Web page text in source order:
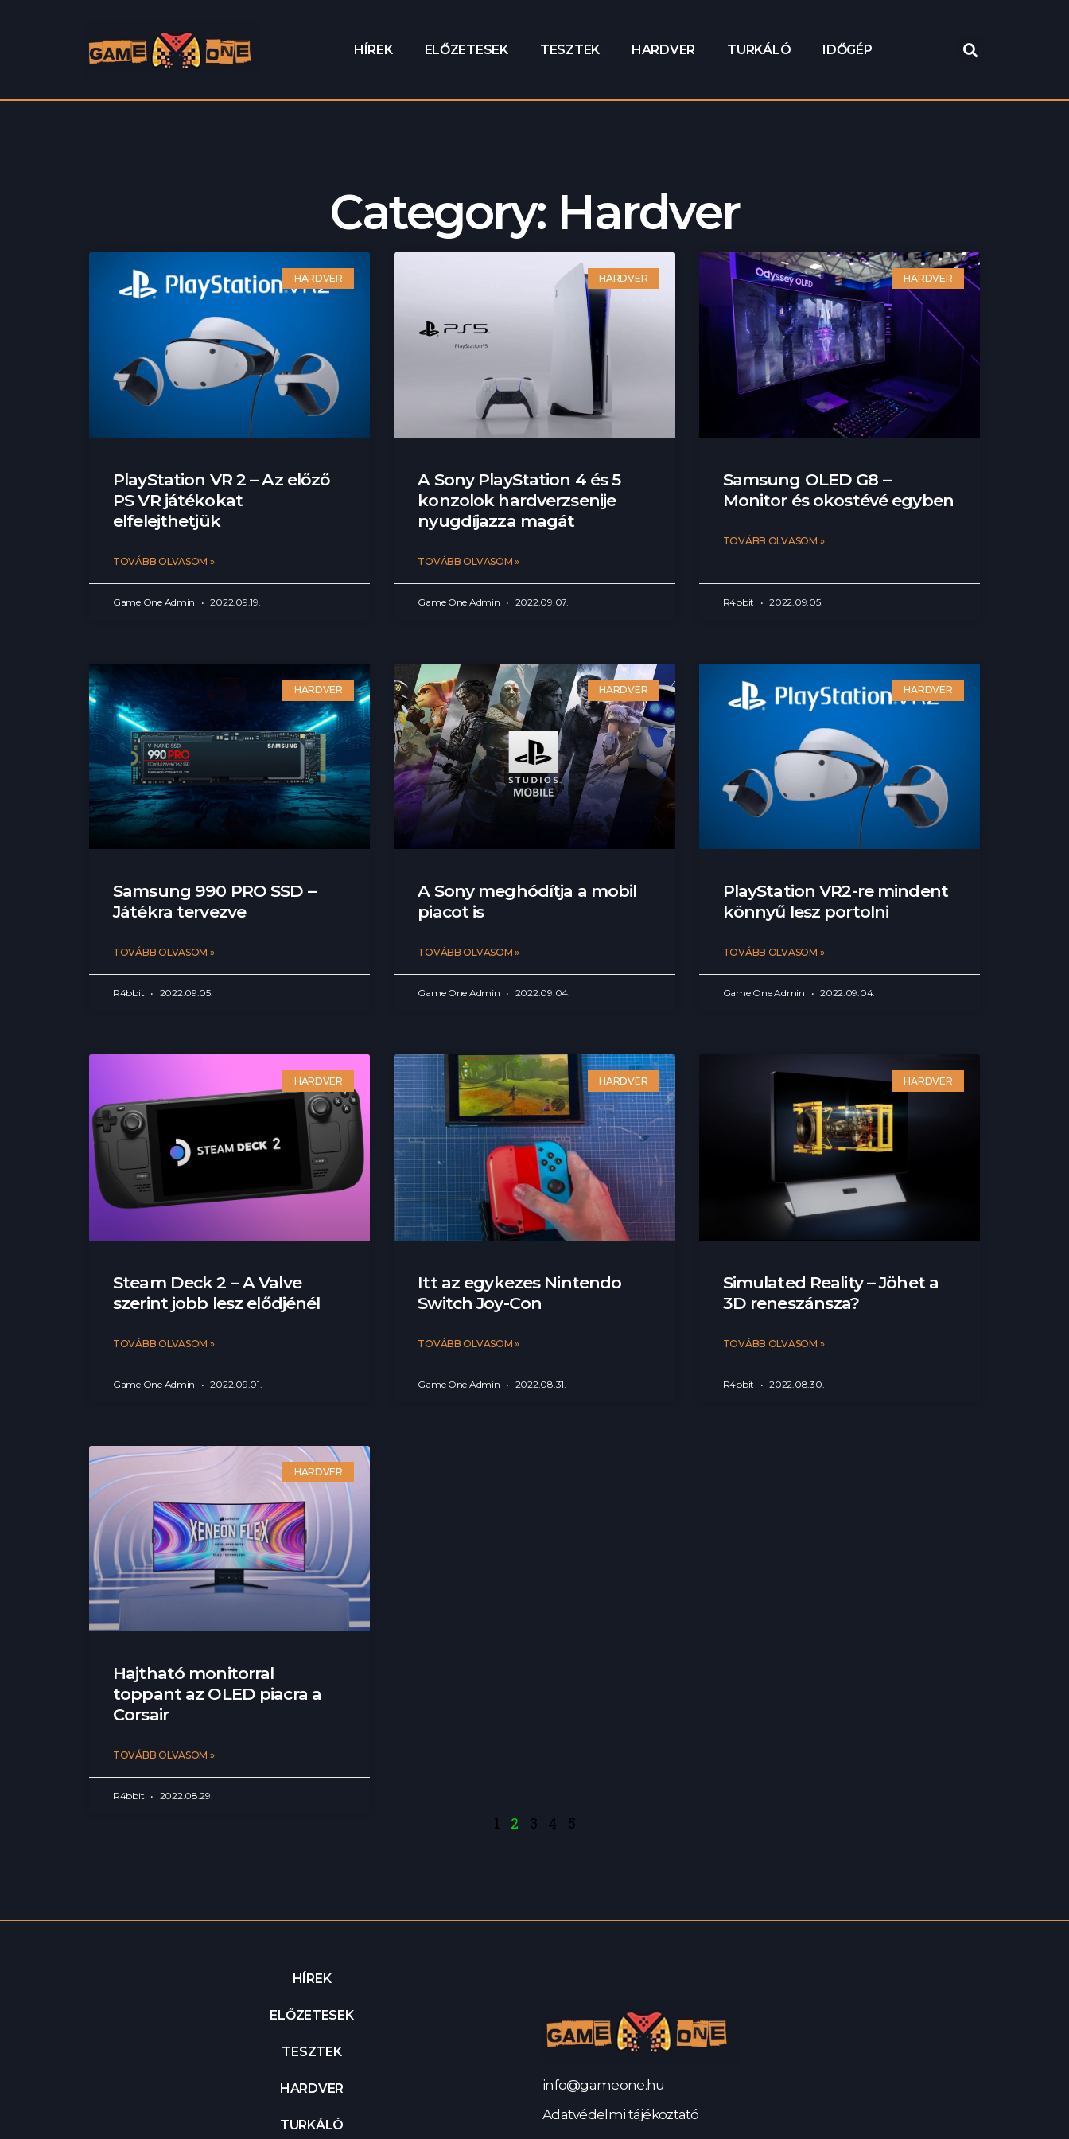
HÍREK ELŐZETESEK TESZTEK HARDVER TURKÁLÓ IDŐGÉP
Category: Hardver
HARDVER
PlayStation VR 2 – Az előző
PS VR játékokat
elfelejthetjük
TOVÁBB OLVASOM »
Game One Admin 2022.09.19.
HARDVER
A Sony PlayStation 4 és 5
konzolok hardverzsenije
nyugdíjazza magát
TOVÁBB OLVASOM »
Game One Admin 2022.09.07.
HARDVER
Samsung OLED G8 –
Monitor és okostévé egyben
TOVÁBB OLVASOM »
R4bbit 2022.09.05.
HARDVER
Samsung 990 PRO SSD –
Játékra tervezve
TOVÁBB OLVASOM »
R4bbit 2022.09.05.
HARDVER
A Sony meghódítja a mobil
piacot is
TOVÁBB OLVASOM »
Game One Admin 2022.09.04.
HARDVER
PlayStation VR2-re mindent
könnyű lesz portolni
TOVÁBB OLVASOM »
Game One Admin 2022.09.04.
HARDVER
Steam Deck 2 – A Valve
szerint jobb lesz elődjénél
TOVÁBB OLVASOM »
Game One Admin 2022.09.01.
HARDVER
Itt az egykezes Nintendo
Switch Joy-Con
TOVÁBB OLVASOM »
Game One Admin 2022.08.31.
HARDVER
Simulated Reality – Jöhet a
3D reneszánsza?
TOVÁBB OLVASOM »
R4bbit 2022.08.30.
HARDVER
Hajtható monitorral
toppant az OLED piacra a
Corsair
TOVÁBB OLVASOM »
R4bbit 2022.08.29.
1 2 3 4 5
HÍREK
ELŐZETESEK
TESZTEK
HARDVER
TURKÁLÓ
info@gameone.hu
Adatvédelmi tájékoztató